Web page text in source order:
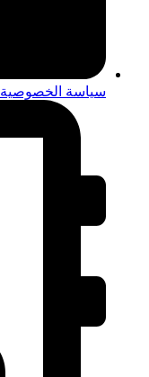
سياسة الخصوصية